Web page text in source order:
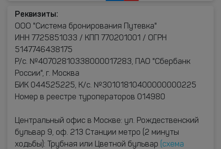
Реквизиты:
ООО "Система бронирования Путевка"
ИНН 7725851033 / КПП 770201001 / ОГРН
5147746438175
Р/с. №40702810338000017283, ПАО "Сбербанк
России", г. Москва
БИК 044525225, К/с. №30101810400000000225
Номер в реестре туроператоров 014980
Центральный офис в Москве: ул. Рождественский
бульвар 9, оф. 213 Станции метро (2 минуты
ходьбы): Трубная или Цветной бульвар
(схема